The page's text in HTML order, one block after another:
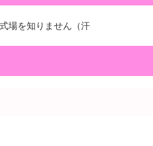
場を知りません（汗